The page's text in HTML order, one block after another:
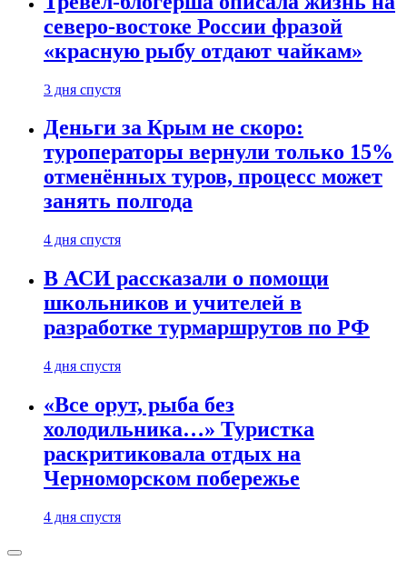
северо-востоке России фразой
«красную рыбу отдают чайкам»
3 дня спустя
Деньги за Крым не скоро:
туроператоры вернули только 15%
отменённых туров, процесс может
занять полгода
4 дня спустя
В АСИ рассказали о помощи
школьников и учителей в
разработке турмаршрутов по РФ
4 дня спустя
«Все орут, рыба без
холодильника…» Туристка
раскритиковала отдых на
Черноморском побережье
4 дня спустя